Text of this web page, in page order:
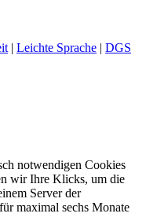
| Leichte Sprache DGS
notwendigen Cookies
wir Ihre Klicks, um die
Server der
maximal sechs Monate